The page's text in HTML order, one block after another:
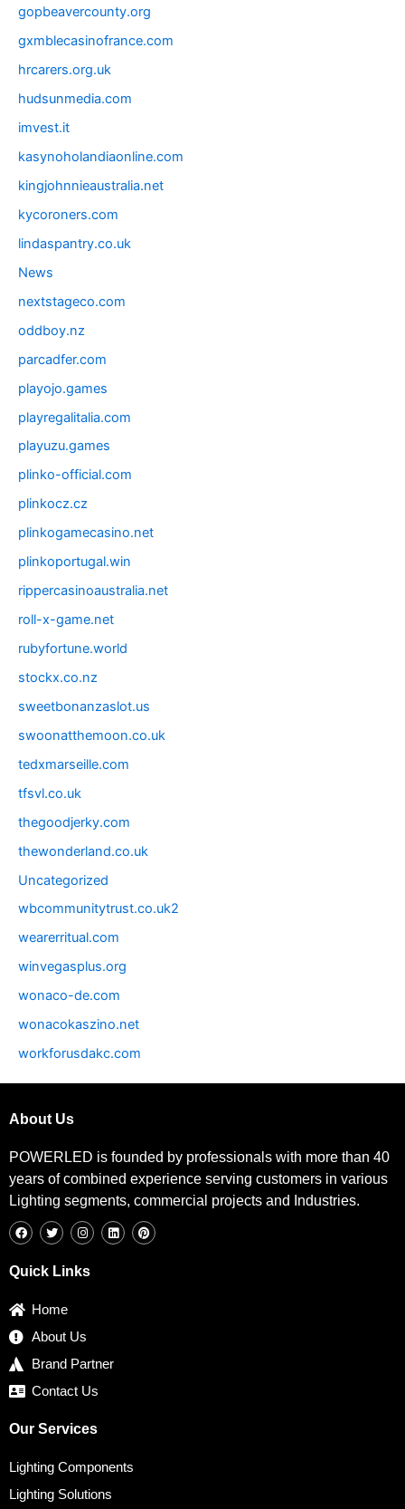
gopbeavercounty.org
gxmblecasinofrance.com
hrcarers.org.uk
hudsunmedia.com
imvest.it
kasynoholandiaonline.com
kingjohnnieaustralia.net
kycoroners.com
lindaspantry.co.uk
News
nextstageco.com
oddboy.nz
parcadfer.com
playojo.games
playregalitalia.com
playuzu.games
plinko-official.com
plinkocz.cz
plinkogamecasino.net
plinkoportugal.win
rippercasinoaustralia.net
roll-x-game.net
rubyfortune.world
stockx.co.nz
sweetbonanzaslot.us
swoonatthemoon.co.uk
tedxmarseille.com
tfsvl.co.uk
thegoodjerky.com
thewonderland.co.uk
Uncategorized
wbcommunitytrust.co.uk2
wearerritual.com
winvegasplus.org
wonaco-de.com
wonacokaszino.net
workforusdakc.com
About Us
POWERLED is founded by professionals with more than 40
years of combined experience serving customers in various
Lighting segments, commercial projects and Industries.
a
c
o
w
i
t
e
n
s
g
i
n
i
n
Quick Links
Home
About Us
Brand Partner
Contact Us
Our Services
Lighting Components
Lighting Solutions